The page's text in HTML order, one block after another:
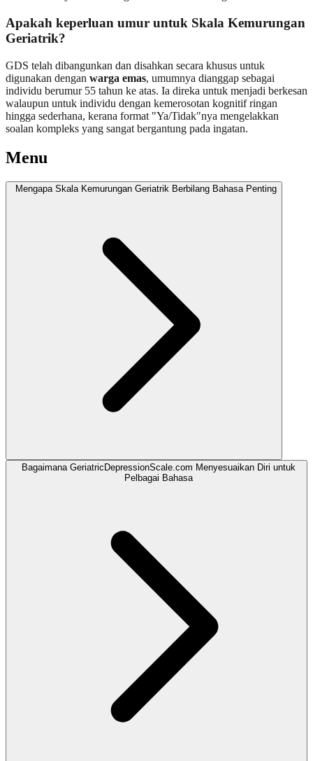
Apakah keperluan umur untuk Skala Kemurungan
Geriatrik?
GDS telah dibangunkan dan disahkan secara khusus untuk
digunakan dengan warga emas, umumnya dianggap sebagai
individu berumur 55 tahun ke atas. Ia direka untuk menjadi berkesan
walaupun untuk individu dengan kemerosotan kognitif ringan
hingga sederhana, kerana format "Ya/Tidak"nya mengelakkan
soalan kompleks yang sangat bergantung pada ingatan.
Menu
Mengapa Skala Kemurungan Geriatrik Berbilang Bahasa Penting
Bagaimana GeriatricDepressionScale.com Menyesuaikan Diri untuk
Pelbagai Bahasa